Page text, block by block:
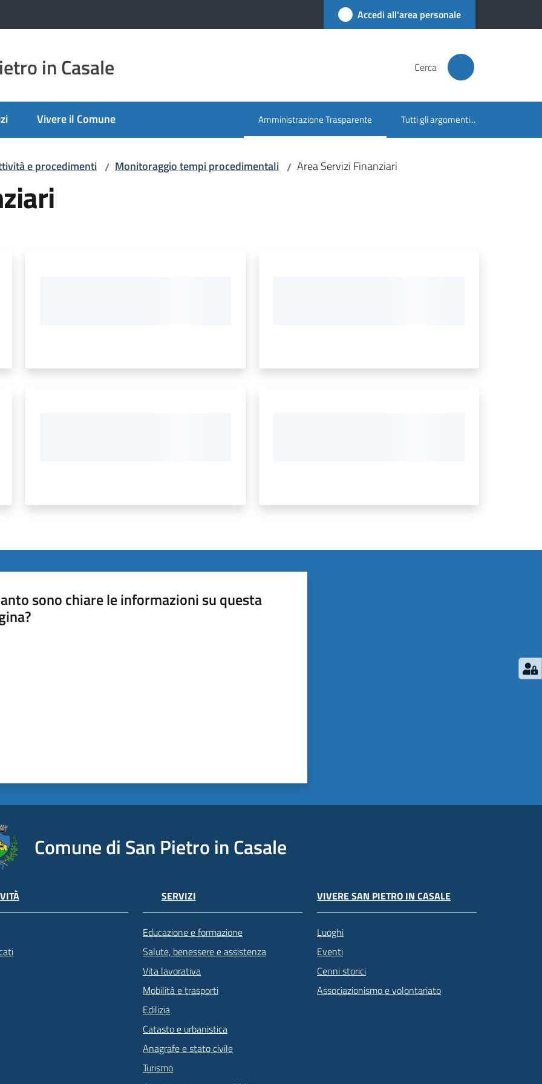
Accedi all'area personale
in Casale Cerca
Vivere il Comune Amministrazione Trasparente
Menu selezionato Tutti gli argomenti...
e procedimenti / Monitoraggio tempi procedimentali / Area Servizi Finanziari
sono chiare le informazioni su questa
Comune di San Pietro in Casale
SERVIZI
Educazione e formazione
Salute, benessere e assistenza
Vita lavorativa
Mobilità e trasporti
Edilizia
Catasto e urbanistica
Anagrafe e stato civile
Turismo
VIVERE SAN PIETRO IN CASALE
Luoghi
Eventi
Cenni storici
Associazionismo e volontariato